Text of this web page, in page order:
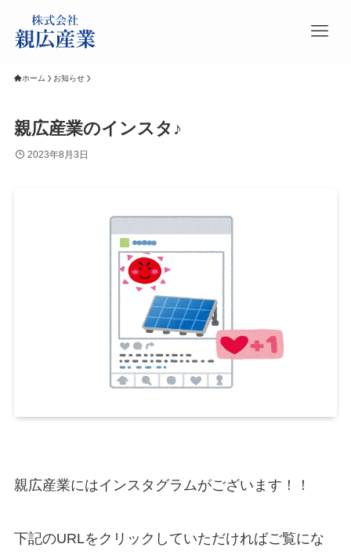
ホーム お知らせ
親広産業のインスタ♪
2023年8月3日
親広産業にはインスタグラムがございます！！
下記のURLをクリックしていただければご覧にな